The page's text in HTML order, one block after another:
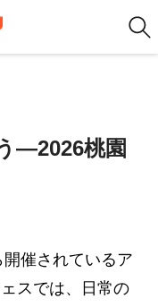
―2026桃園
催されているア
スでは、日常の